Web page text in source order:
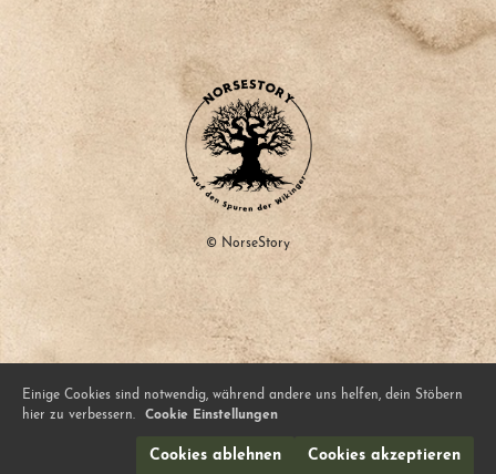
© NorseStory
Einige Cookies sind notwendig, während andere uns helfen, dein Stöbern
hier zu verbessern.
Cookie Einstellungen
Cookies ablehnen Cookies akzeptieren